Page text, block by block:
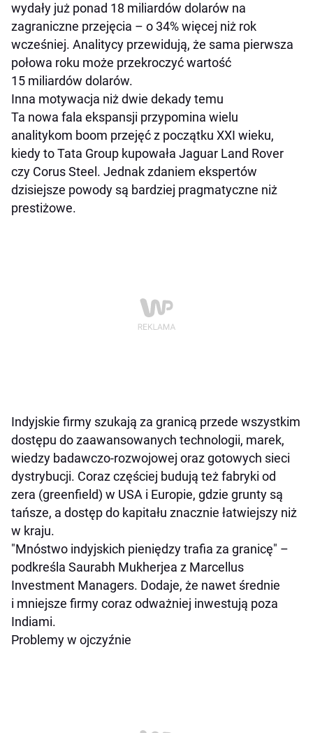
wydały już ponad 18 miliardów dolarów na
zagraniczne przejęcia – o 34% więcej niż rok
wcześniej. Analitycy przewidują, że sama pierwsza
połowa roku może przekroczyć wartość
15 miliardów dolarów.
Inna motywacja niż dwie dekady temu
Ta nowa fala ekspansji przypomina wielu
analitykom boom przejęć z początku XXI wieku,
kiedy to Tata Group kupowała Jaguar Land Rover
czy Corus Steel. Jednak zdaniem ekspertów
dzisiejsze powody są bardziej pragmatyczne niż
prestiżowe.
Indyjskie firmy szukają za granicą przede wszystkim
dostępu do zaawansowanych technologii, marek,
wiedzy badawczo-rozwojowej oraz gotowych sieci
dystrybucji. Coraz częściej budują też fabryki od
zera (greenfield) w USA i Europie, gdzie grunty są
tańsze, a dostęp do kapitału znacznie łatwiejszy niż
w kraju.
"Mnóstwo indyjskich pieniędzy trafia za granicę" –
podkreśla Saurabh Mukherjea z Marcellus
Investment Managers. Dodaje, że nawet średnie
i mniejsze firmy coraz odważniej inwestują poza
Indiami.
Problemy w ojczyźnie